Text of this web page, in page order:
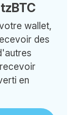
wallet,
des
en